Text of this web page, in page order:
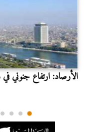
الأرصاد: ارتفاع جنوني في درجات